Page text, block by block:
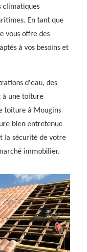
climatiques
En tant que
vous offre des
à vos besoins et
d'eau, des
à une toiture
toiture à Mougins
bien entretenue
la sécurité de votre
immobilier.